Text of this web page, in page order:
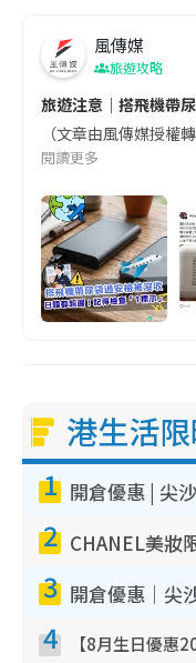
風傳媒
旅遊攻略
旅遊注意｜搭飛機帶
（文章由風傳媒授
閱讀更多
港生活
1
2
3
4